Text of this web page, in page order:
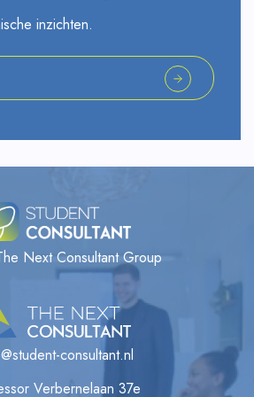
inzichten.
Next Consultant Group
consultant.nl
Verbernelaan 37e